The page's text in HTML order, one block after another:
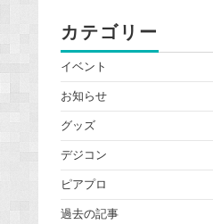
カテゴリー
イベント
お知らせ
グッズ
デジコン
ピアプロ
過去の記事